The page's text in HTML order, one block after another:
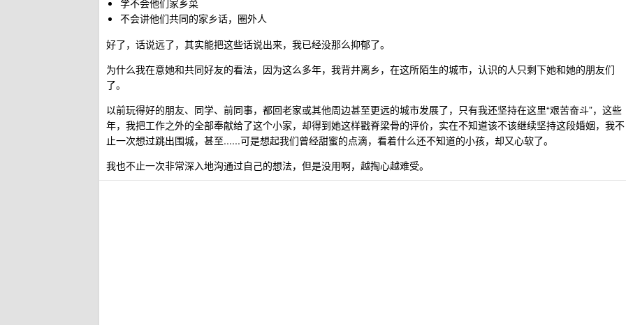
学不会他们家乡菜
不会讲他们共同的家乡话，圈外人
好了，话说远了，其实能把这些话说出来，我已经没那么抑郁了。
为什么我在意她和共同好友的看法，因为这么多年，我背井离乡，在这所陌生的城市，认识的人只剩下她和她的朋友们
了。
以前玩得好的朋友、同学、前同事，都回老家或其他周边甚至更远的城市发展了，只有我还坚持在这里“艰苦奋斗”，这些
年，我把工作之外的全部奉献给了这个小家，却得到她这样戳脊梁骨的评价，实在不知道该不该继续坚持这段婚姻，我不
止一次想过跳出围城，甚至......可是想起我们曾经甜蜜的点滴，看着什么还不知道的小孩，却又心软了。
我也不止一次非常深入地沟通过自己的想法，但是没用啊，越掏心越难受。